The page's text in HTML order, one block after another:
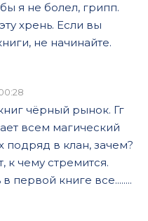
я не болел, грипп.
хрень. Если вы
не начинайте.
чёрный рынок. Гг
всем магический
подряд в клан, зачем?
к чему стремится.
первой книге все........